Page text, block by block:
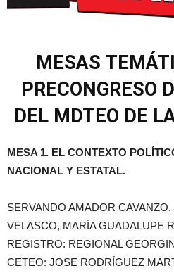
MESAS
PRECONGRESO
DEL MDTEO DE
MESA 1. EL CONTEXTO
NACIONAL Y ESTATAL.
SERVANDO AMADOR
VELASCO, MARÍA GUADALUPE
REGISTRO: REGIONAL
CETEO: JOSE RODRÍGUEZ